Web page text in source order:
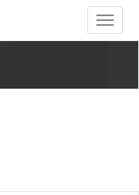
Toggle